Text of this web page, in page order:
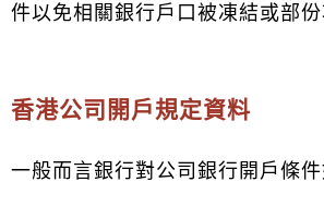
件以免相關銀行戶口被凍結或部份
香港公司開戶規定資料
一般而言銀行對公司銀行開戶條